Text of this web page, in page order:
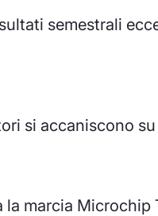
semestrali
si accaniscono
la marcia Microchip